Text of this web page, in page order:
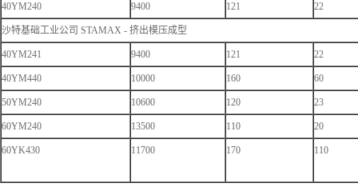
40YM240 9400 121 22
沙特基础工业公司 STAMAX - 挤出模压成型
40YM241 9400 121 22
40YM440 10000 160 60
50YM240 10600 120 23
60YM240 13500 110 20
60YK430 11700 170 110